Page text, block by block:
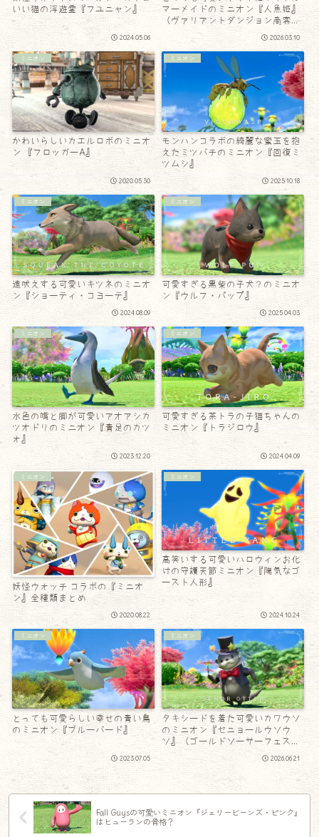
いい猫の浮遊霊『フユニャン』
2024.05.06
マーメイドのミニオン『人魚姫』
（ヴァリアントダンジョン商客物
2026.03.10
ミニオン
かわいらしいカエルロボのミニオ
ン 『フロッガーA』
2020.05.30
ミニオン
モンハンコラボの綺麗な蜜玉を抱
えたミツバチのミニオン『回復ミ
ツムシ』
2025.10.18
ミニオン
遠吠えする可愛いキツネのミニオ
ン『ショーティ・コヨーテ』
2024.08.09
ミニオン
可愛すぎる黒柴の子犬？のミニオ
ン『ウルフ・パップ』
2025.04.03
ミニオン
水色の嘴と脚が可愛いアオアシカ
ツオドリのミニオン『青足のカツ
ォ』
2023.12.20
ミニオン
可愛すぎる茶トラの子猫ちゃんの
ミニオン『トラジロウ』
2024.04.09
ミニオン
妖怪ウォッチ コラボの『ミニオ
ン』全種類まとめ
2020.08.22
ミニオン
高笑いする可愛いハロウィンお化
けの守護天節ミニオン『陽気なゴ
ースト人形』
2024.10.24
ミニオン
とっても可愛らしい幸せの青い鳥
のミニオン『ブルーバード』
2023.07.05
ミニオン
タキシードを着た可愛いカワウソ
のミニオン『セニョールウソウ
ソ』（ゴールドソーサーフェステ
ィバル2026）
2026.06.21
Fall Guysの可愛いミニオン『ジェリービーンズ・ピンク』
はヒューランの骨格？